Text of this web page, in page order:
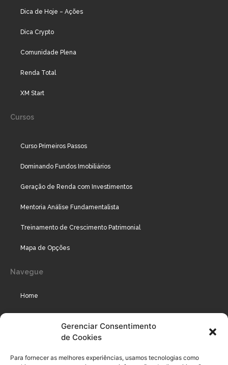
Gerenciar Consentimento
de Cookies
Para fornecer as melhores experiências, usamos tecnologias como
Dica de Hoje – Ações
Dica Crypto
Comunidade Plena
Renda Total
XM Start
Cursos
Curso Primeiros Passos
Dominando Fundos Imobiliários
Geração de Renda com Investimentos
Mentoria Análise Fundamentalista
Treinamento de Crescimento Patrimonial
Mapa de Opções
Navegue
Home
Podcast